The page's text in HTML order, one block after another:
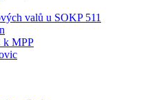
valů u SOKP 511
k MPP